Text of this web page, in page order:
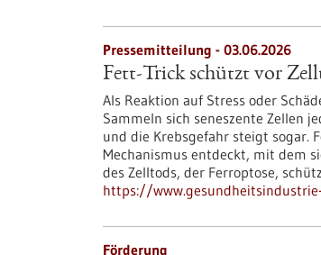
Pressemitteilung - 03.06.2026
Fett-Trick schützt vor
Als Reaktion auf Stress oder
Sammeln sich seneszente Zellen
und die Krebsgefahr steigt sogar.
Mechanismus entdeckt, mit dem
des Zelltods, der Ferroptose,
https://
Förderung